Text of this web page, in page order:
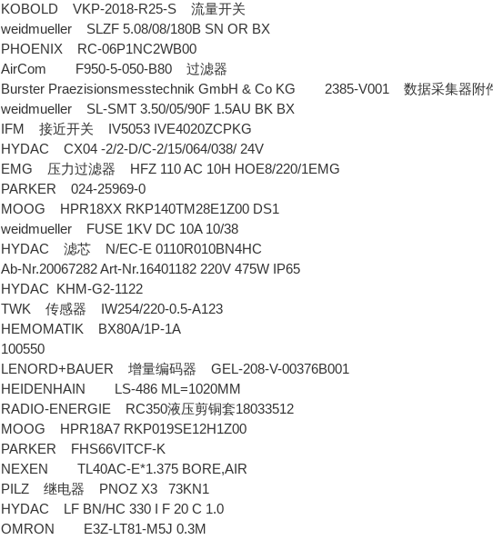
KOBOLD VKP-2018-R25-S流量开关
weidmueller SLZF 5.08/08/180B SN OR BX
PHOENIX RC-06P1NC2WB00
AirCom F950-5-050-B80过滤器
Burster Praezisionsmesstechnik GmbH & Co KG 2385-V001数据采集器附
weidmueller SL-SMT 3.50/05/90F 1.5AU BK BX
IFM接近开关
IV5053 IVE4020ZCPKG
HYDAC CX04 -2/2-D/C-2/15/064/038/ 24V
EMG 压力过滤器
HFZ 110 AC 10H HOE8/220/1EMG
PARKER 024-25969-0
MOOG HPR18XX RKP140TM28E1Z00 DS1
weidmueller FUSE 1KV DC 10A 10/38
HYDAC滤芯 N/EC-E 0110R010BN4HC
Ab-Nr.20067282 Art-Nr.16401182 220V 475W IP65
HYDAC KHM-G2-1122
TWK传感器
IW254/220-0.5-A123
HEMOMATIK BX80A/1P-1A
100550
LENORD+BAUER增量编码器
GEL-208-V-00376B001
HEIDENHAIN LS-486 ML=1020MM
RADIO-ENERGIE RC350液压剪铜套18033512
MOOG HPR18A7 RKP019SE12H1Z00
PARKER FHS66VITCF-K
NEXEN TL40AC-E*1.375 BORE,AIR
PILZ继电器
PNOZ X3 73KN1
HYDAC LF BN/HC 330 I F 20 C 1.0
OMRON E3Z-LT81-M5J 0.3M